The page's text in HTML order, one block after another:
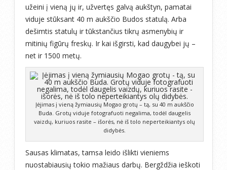
užeini į vieną jų ir, užvertęs galvą aukštyn, pamatai
viduje stūksant 40 m aukščio Budos statulą. Arba
dešimtis statulų ir tūkstančius tikrų asmenybių ir
mitinių figūrų freskų. Ir kai išgirsti, kad daugybei jų –
net ir 1500 metų.
Įėjimas į vieną žymiausių Mogao grotų – tą, su 40 m aukščio
Buda. Grotų viduje fotografuoti negalima, todėl daugelis
vaizdų, kuriuos rasite – išorės, nė iš tolo neperteikiantys olų
didybės.
Sausas klimatas, tamsa leido išlikti vieniems
nuostabiausių tokio mažiaus darbų. Bergždžia ieškoti